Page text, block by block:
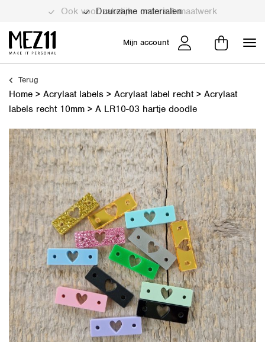
Duurzame materialen
Mijn account
Terug
Home > Acrylaat labels > Acrylaat label recht> Acrylaat
labels recht 10mm > A LR10-03 hartje doodle